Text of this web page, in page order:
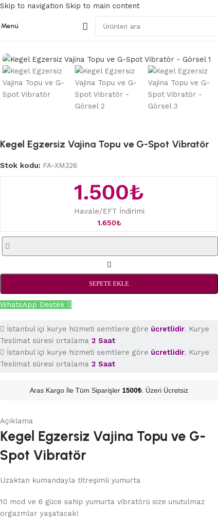
Skip to navigation Skip to main content
Menü
Modern Vibratörler
Kegel Egzersiz Vajina Topu ve G-Spot Vibratör
Stok kodu: FA-XM326
1.500₺
Havale/EFT İndirimi
1.650₺
SEPETE EKLE
WhatsApp Destek
İstanbul içi kurye hizmeti semtlere göre ücretlidir. Kurye
Teslimat süresi ortalama 2 Saat
İstanbul içi kurye hizmeti semtlere göre ücretlidir. Kurye
Teslimat süresi ortalama 2 Saat
Aras Kargo İle Tüm Siparişler 1500₺ . Üzeri Ücretsiz
Açıklama
Kegel Egzersiz Vajina Topu ve G-
Spot Vibratör
Uzaktan kumandayla titreşimli yumurta
10 mod ve 6 güce sahip yumurta vibratörü size unutulmaz
orgazmlar yaşatacak!